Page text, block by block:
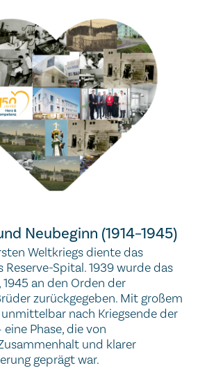
Neubeginn (1914–1945)
Weltkriegs diente das
Reserve-Spital. 1939 wurde das
an den Orden der
zurückgegeben. Mit großem
nach Kriegsende der
Phase, die von
und klarer
geprägt war.